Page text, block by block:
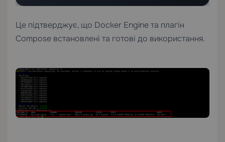
Це підтверджує, що Docker Engine та плагін
Compose встановлені та готові до використання.